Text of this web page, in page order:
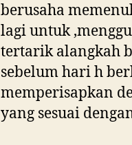
berusaha
lagi untuk
tertarik alangkah
sebelum hari h
memperisapkan
yang sesuai